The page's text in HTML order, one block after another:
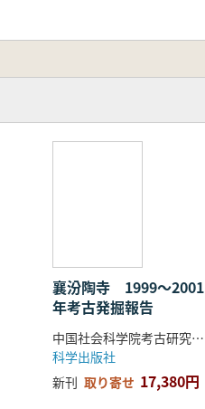
襄汾陶寺 1999〜2001
年考古発掘報告
中国社会科学院考古研究所 山西省考古研究院 臨汾市文化和旅遊局 編著
科学出版社
新刊 取り寄せ 17,380円